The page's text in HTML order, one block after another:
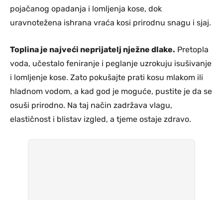
pojačanog opadanja i lomljenja kose, dok
uravnotežena ishrana vraća kosi prirodnu snagu i sjaj.
Toplina je najveći neprijatelj nježne dlake. Pretopla
voda, učestalo feniranje i peglanje uzrokuju isušivanje
i lomljenje kose. Zato pokušajte prati kosu mlakom ili
hladnom vodom, a kad god je moguće, pustite je da se
osuši prirodno. Na taj način zadržava vlagu,
elastičnost i blistav izgled, a tjeme ostaje zdravo.